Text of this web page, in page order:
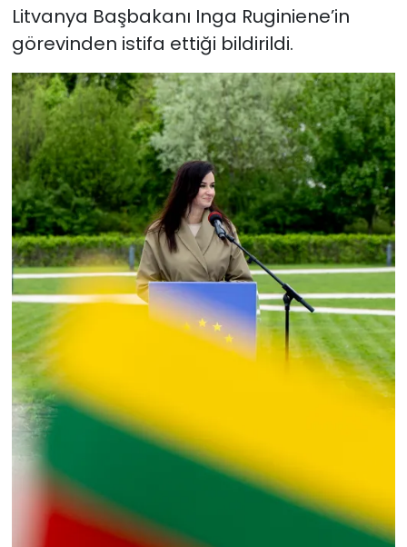
Litvanya Başbakanı Inga Ruginiene’in
görevinden istifa ettiği bildirildi.